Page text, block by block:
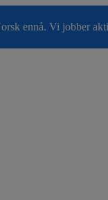
ennå. Vi jobber